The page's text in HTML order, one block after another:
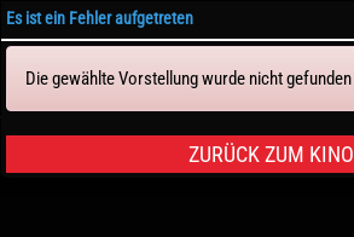
Tickets & Sitze
Es ist ein Fehler aufgetreten
Die gewählte Vorstellung wurde nicht gefunden
ZURÜCK ZUM KINO